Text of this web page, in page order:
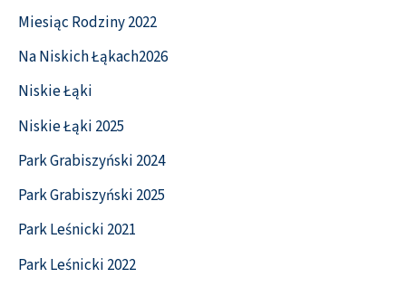
Miesiąc Rodziny 2022
Na Niskich Łąkach2026
Niskie Łąki
Niskie Łąki 2025
Park Grabiszyński 2024
Park Grabiszyński 2025
Park Leśnicki 2021
Park Leśnicki 2022